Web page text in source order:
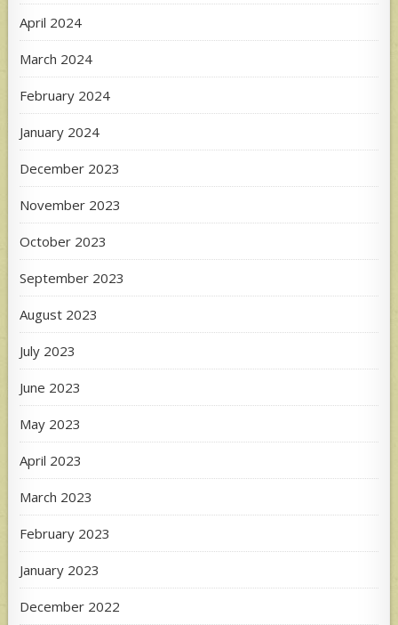
April 2024
March 2024
February 2024
January 2024
December 2023
November 2023
October 2023
September 2023
August 2023
July 2023
June 2023
May 2023
April 2023
March 2023
February 2023
January 2023
December 2022